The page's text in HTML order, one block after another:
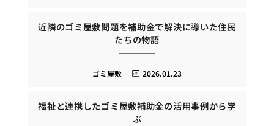
近隣のゴミ屋敷問題を補助金で解決に導いた住民
たちの物語
2026.01.23
ゴミ屋敷
福祉と連携したゴミ屋敷補助金の活用事例から学
ぶ